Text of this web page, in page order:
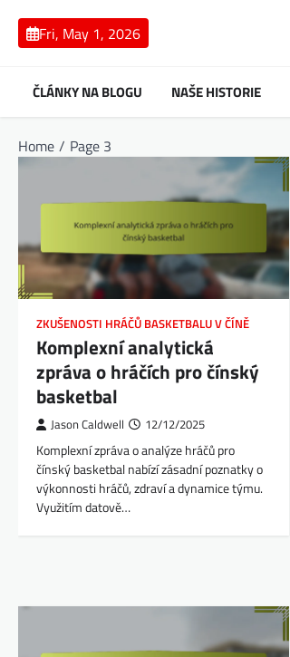
content
Fri, May 1, 2026
ČLÁNKY NA BLOGU NAŠE HISTORIE
Home Page 3
ZKUŠENOSTI HRÁČŮ BASKETBALU V ČÍNĚ
Komplexní analytická
zpráva o hráčích pro čínský
basketbal
Jason Caldwell 12/12/2025
Komplexní zpráva o analýze hráčů pro
čínský basketbal nabízí zásadní poznatky o
výkonnosti hráčů, zdraví a dynamice týmu.
Využitím datově…